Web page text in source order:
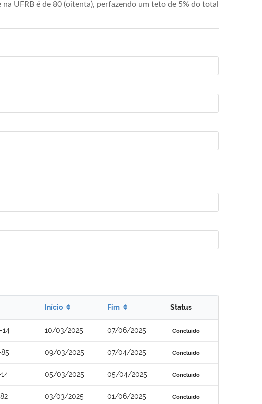
UFRB é de 80 (oitenta), perfazendo um teto de 5% do total
Início Fim Status
14 10/03/2025 07/06/2025 Concluído
09/03/2025 07/04/2025 Concluído
05/03/2025 05/04/2025 Concluído
03/03/2025 01/06/2025 Concluído